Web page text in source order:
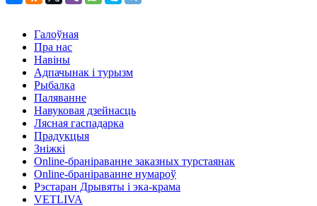
Галоўная
Пра нас
Навіны
Адпачынак і турызм
Рыбалка
Паляванне
Навуковая дзейнасць
Лясная гаспадарка
Прадукцыя
Зніжкі
Оnline-бранiраванне заказных турстаянак
Оnline-бранiраванне нумароў
Рэстаран Дрывяты і эка-крама
VETLIVA